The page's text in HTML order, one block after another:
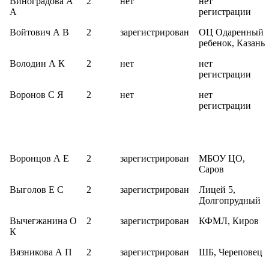
А
регистрации
Войтович А В
2 зарегистрирован
ОЦ Одаренный
ребенок, Казань
Володин А К
2 нет
нет
регистрации
Воронов С Я
2 нет
нет
регистрации
Воронцов А Е 2 зарегистрирован
МБОУ ЦО,
Саров
Выголов Е С
2 зарегистрирован
Лицей 5,
Долгопрудный
Вычегжанина О
К
2 зарегистрирован КФМЛ, Киров
Вязникова А П 2 зарегистрирован ШБ, Череповец